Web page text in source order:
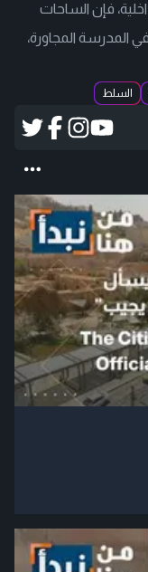
فإن الساحات
المدرسة المجاورة،
السلط